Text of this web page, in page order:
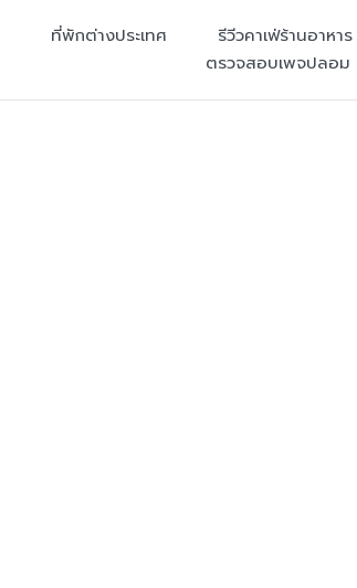
ที่พักต่างประเทศ รีวีวคาเฟ่ร้านอาหาร
ตรวจสอบเพจปลอม